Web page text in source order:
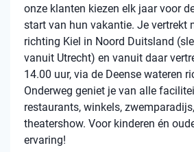
onze klanten kiezen elk jaar voor
start van hun vakantie. Je vertrekt
richting Kiel in Noord Duitsland
vanuit Utrecht) en vanuit daar
14.00 uur, via de Deense wateren
Onderweg geniet je van alle
restaurants, winkels,
theatershow. Voor kinderen én
ervaring!